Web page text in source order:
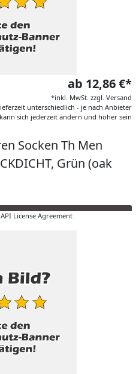
ab 12,86 €*
*inkl. MwSt. zzgl. Versand
unterschiedlich - je nach Anbieter
sich jederzeit ändern und höher sein
Socken Th Men
Grün (oak
License Agreement